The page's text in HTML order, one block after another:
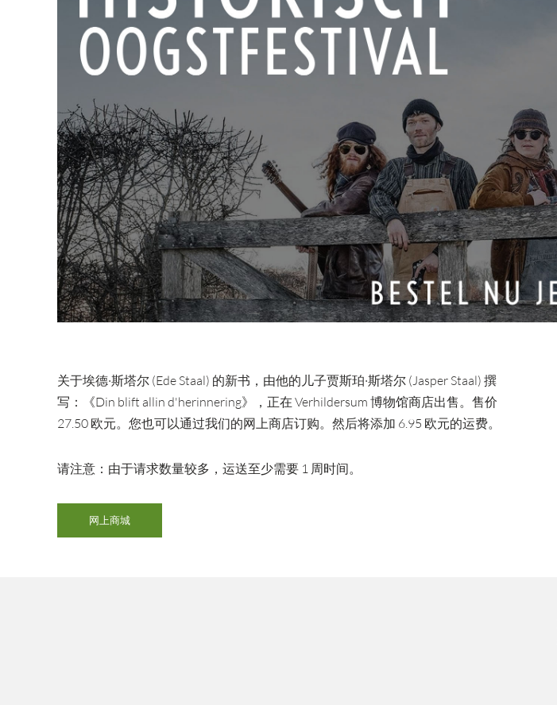
关于埃德·斯塔尔 (Ede Staal) 的新书，由他的儿子贾斯珀·斯塔尔 (Jasper Staal) 撰
写：《Din blift allin d'herinnering》，正在 Verhildersum 博物馆商店出售。售价
27.50 欧元。您也可以通过我们的网上商店订购。然后将添加 6.95 欧元的运费。
请注意：由于请求数量较多，运送至少需要 1 周时间。
网上商城